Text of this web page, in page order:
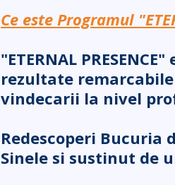
Ce este Programul
"ETERNAL
rezultate
vindecarii la nivel
Redescoperi Bucuria
Sinele si sustinut de